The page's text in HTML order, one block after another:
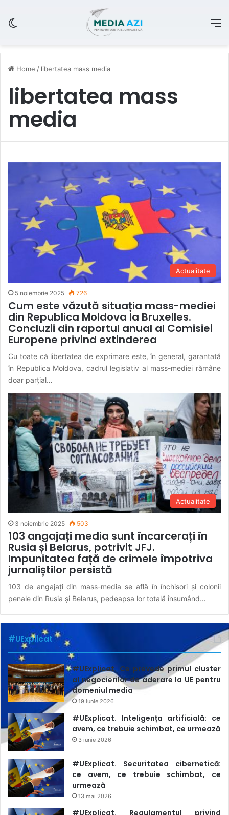
Home / libertatea mass media
libertatea mass
media
Actualitate
5 noiembrie 2025 726
Cum este văzută situația mass-mediei
din Republica Moldova la Bruxelles.
Concluzii din raportul anual al Comisiei
Europene privind extinderea
Cu toate că libertatea de exprimare este, în general, garantată
în Republica Moldova, cadrul legislativ al mass-mediei rămâne
doar parțial…
Actualitate
3 noiembrie 2025 503
103 angajați media sunt încarcerați în
Rusia și Belarus, potrivit JFJ.
Impunitatea față de crimele împotriva
jurnaliștilor persistă
103 de angajați din mass-media se află în închisori și colonii
penale din Rusia și Belarus, pedeapsa lor totală însumând…
#UExplicat
#UExplicat. Ce prevede primul cluster
al negocierilor de aderare la UE pentru
domeniul media
19 iunie 2026
#UExplicat. Inteligența artificială: ce
avem, ce trebuie schimbat, ce urmează
3 iunie 2026
#UExplicat. Securitatea cibernetică:
ce avem, ce trebuie schimbat, ce
urmează
13 mai 2026